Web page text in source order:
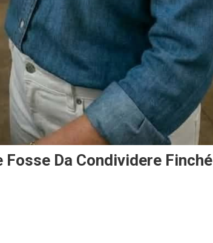
Da Condividere Finché